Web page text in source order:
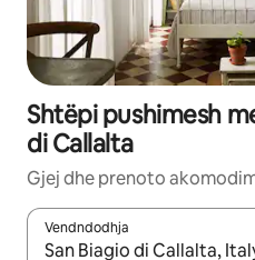
Shtëpi pushimesh
di Callalta
Gjej dhe prenoto
Vendndodhja
Kur rezultatet të jenë të